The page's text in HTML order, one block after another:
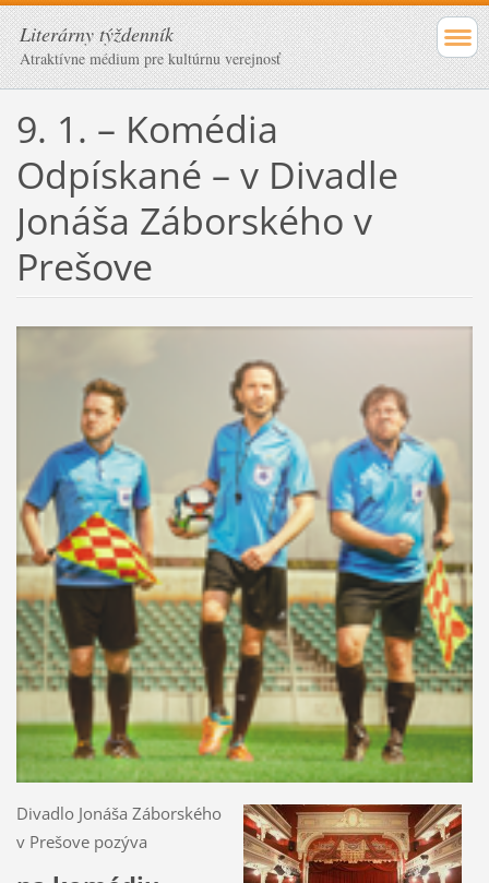
Literárny týždenník
Atraktívne médium pre kultúrnu verejnosť
9. 1. – Komédia
Odpískané – v Divadle
Jonáša Záborského v
Prešove
Divadlo Jonáša Záborského
v Prešove pozýva